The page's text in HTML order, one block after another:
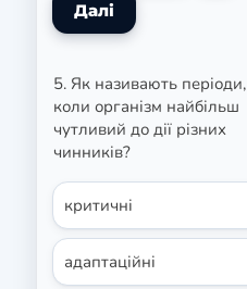
5. Як називають періоди,
коли організм найбільш
чутливий до дії різних
чинників?
критичні
адаптаційні